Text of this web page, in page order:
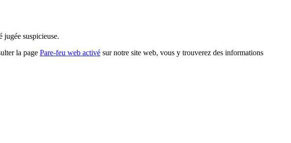
jugée suspicieuse.
la page Pare-feu web activé sur notre site web, vous y trouverez des informations